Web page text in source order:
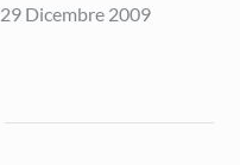
Posted
29 Dicembre 2009